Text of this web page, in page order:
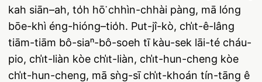
kah siān–ah, to̍h hō͘ chhìn-chhài pàng, mā lóng
bōe-khì éng-hióng–tio̍h. Put-jî-kò, chi̍t-ê-lâng
tiām-tiām bô-siaⁿ-bô-soeh tī kàu-sek lāi-té cháu-
pio, chi̍t-liàn kòe chi̍t-liàn, chi̍t-hun-cheng kòe
chi̍t-hun-cheng, mā sǹg-sī chi̍t-khoán tín-tāng ê